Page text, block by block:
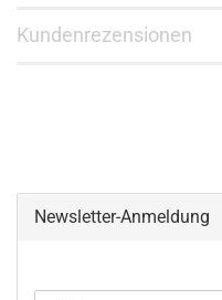
Kundenrezensionen
Newsletter-Anmeldung